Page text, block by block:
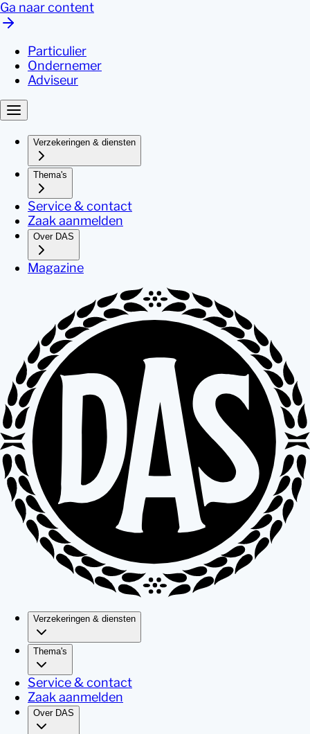
Ga naar content
Particulier
Ondernemer
Adviseur
Verzekeringen & diensten
Thema's
Service & contact
Zaak aanmelden
Over DAS
Magazine
Verzekeringen & diensten
Thema's
Service & contact
Zaak aanmelden
Over DAS